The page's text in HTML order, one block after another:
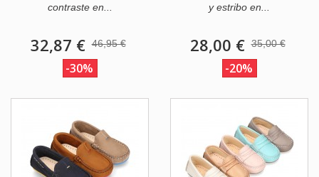
contraste en...
32,87 € 46,95 €
-30%
y estribo en...
28,00 € 35,00 €
-20%